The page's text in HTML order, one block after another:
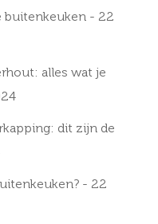
buitenkeuken - 22
alles wat je
dit zijn de
- 22